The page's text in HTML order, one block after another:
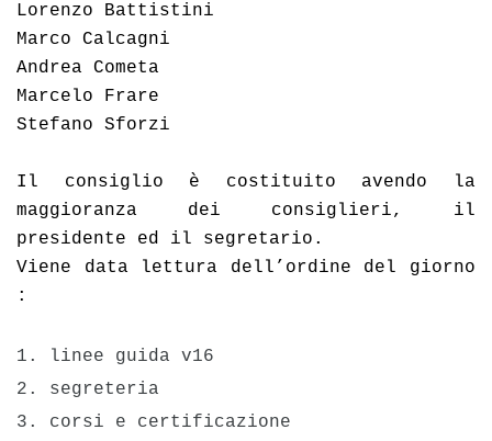
Lorenzo Battistini
Marco Calcagni
Andrea Cometa
Marcelo Frare
Stefano Sforzi
Il consiglio è costituito avendo la
maggioranza dei consiglieri, il
presidente ed il segretario.
Viene data lettura dell’ordine del giorno
:
1. linee guida v16
2. segreteria
3. corsi e certificazione